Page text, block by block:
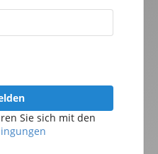
Sie sich mit den